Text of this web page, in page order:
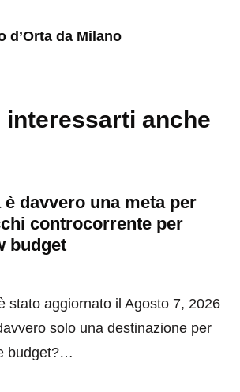
d’Orta da Milano
interessarti anche
è davvero una meta per
controcorrente per
budget
stato aggiornato il Agosto 7, 2026
solo una destinazione per
budget?…